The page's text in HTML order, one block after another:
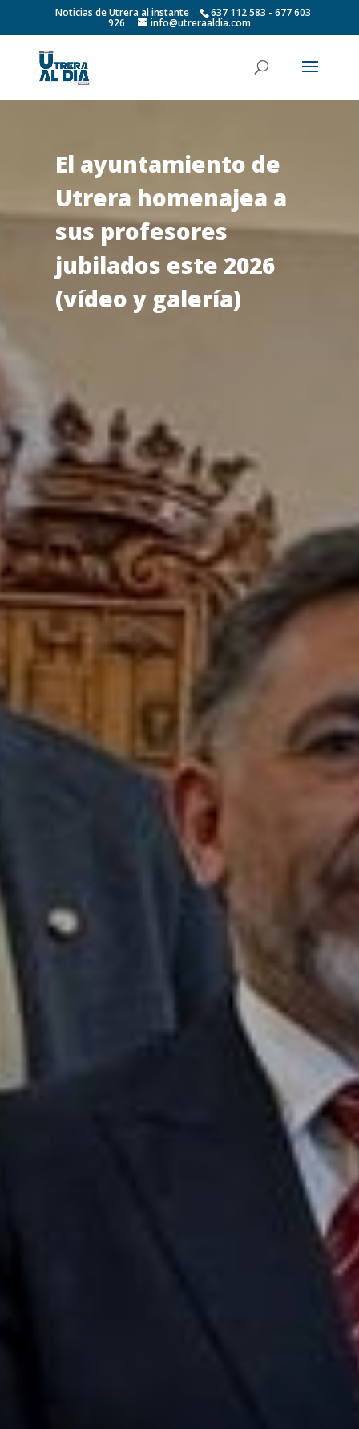
Noticias de Utrera al instante 637 112 583 - 677 603
926 info@utreraaldia.com
El ayuntamiento de
Utrera homenajea a
sus profesores
jubilados este 2026
(vídeo y galería)